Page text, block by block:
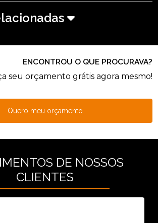
ENCONTROU O QUE PROCURAVA?
seu orçamento grátis agora mesmo!
Quero meu orçamento
DE NOSSOS
CLIENTES